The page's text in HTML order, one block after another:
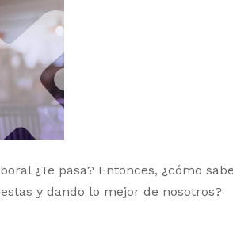
¿Te pasa? Entonces, ¿cómo
y dando lo mejor de nosotros?